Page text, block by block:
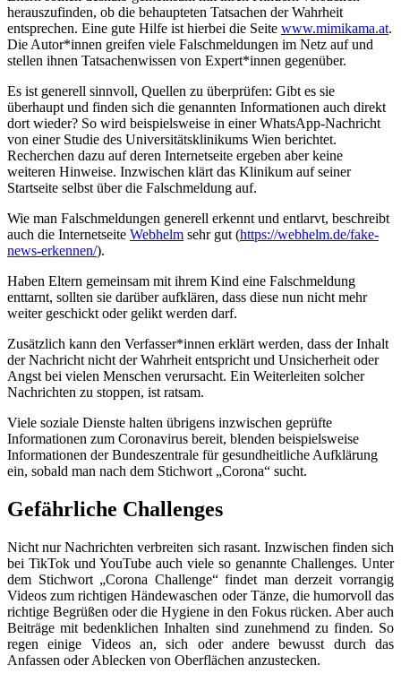
herauszufinden, ob die behaupteten Tatsachen der Wahrheit
entsprechen. Eine gute Hilfe ist hierbei die Seite www.mimikama.at.
Die Autor*innen greifen viele Falschmeldungen im Netz auf und
stellen ihnen Tatsachenwissen von Expert*innen gegenüber.
Es ist generell sinnvoll, Quellen zu überprüfen: Gibt es sie
überhaupt und finden sich die genannten Informationen auch direkt
dort wieder? So wird beispielsweise in einer WhatsApp-Nachricht
von einer Studie des Universitätsklinikums Wien berichtet.
Recherchen dazu auf deren Internetseite ergeben aber keine
weiteren Hinweise. Inzwischen klärt das Klinikum auf seiner
Startseite selbst über die Falschmeldung auf.
Wie man Falschmeldungen generell erkennt und entlarvt, beschreibt
auch die Internetseite Webhelm sehr gut (https://webhelm.de/fake-
news-erkennen/).
Haben Eltern gemeinsam mit ihrem Kind eine Falschmeldung
enttarnt, sollten sie darüber aufklären, dass diese nun nicht mehr
weiter geschickt oder gelikt werden darf.
Zusätzlich kann den Verfasser*innen erklärt werden, dass der Inhalt
der Nachricht nicht der Wahrheit entspricht und Unsicherheit oder
Angst bei vielen Menschen verursacht. Ein Weiterleiten solcher
Nachrichten zu stoppen, ist ratsam.
Viele soziale Dienste halten übrigens inzwischen geprüfte
Informationen zum Coronavirus bereit, blenden beispielsweise
Informationen der Bundeszentrale für gesundheitliche Aufklärung
ein, sobald man nach dem Stichwort „Corona“ sucht.
Gefährliche Challenges
Nicht nur Nachrichten verbreiten sich rasant. Inzwischen finden sich
bei TikTok und YouTube auch viele so genannte Challenges. Unter
dem Stichwort „Corona Challenge“ findet man derzeit vorrangig
Videos zum richtigen Händewaschen oder Tänze, die humorvoll das
richtige Begrüßen oder die Hygiene in den Fokus rücken. Aber auch
Beiträge mit bedenklichen Inhalten sind zunehmend zu finden. So
regen einige Videos an, sich oder anderebewusst durch das
Anfassen oder Ablecken von Oberflächen anzustecken.